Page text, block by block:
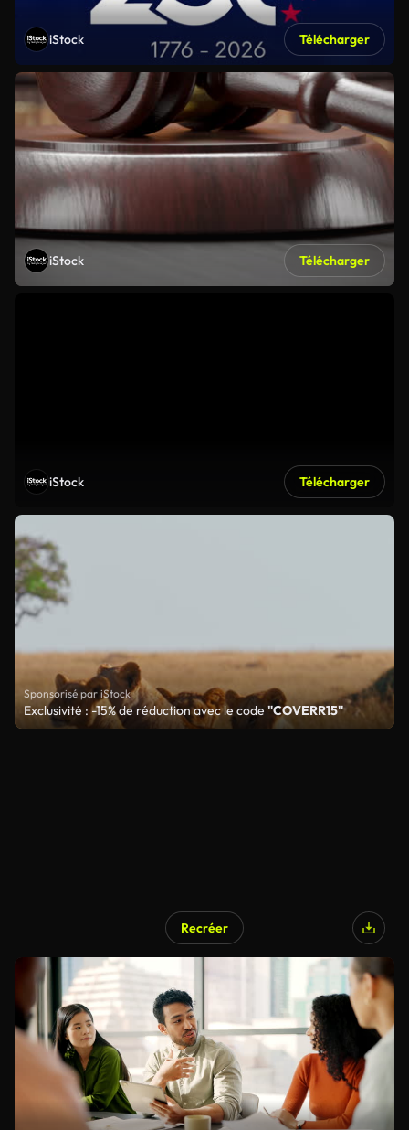
iStock Télécharger
iStock Télécharger
iStock Télécharger
Sponsorisé par iStock
Exclusivité : -15% de réduction avec le code "COVERR15"
Recréer